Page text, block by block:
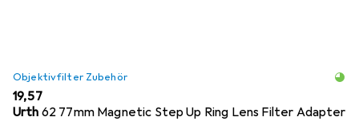
Objektivfilter Zubehör
EUR
19,57
Urth 62 77mm Magnetic Step Up Ring Lens Filter Adapter